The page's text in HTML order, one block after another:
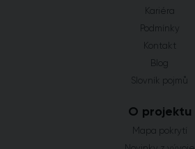
Kariéra
Podmínky
Kontakt
Blog
Slovník pojmů
O projektu
Mapa pokrytí